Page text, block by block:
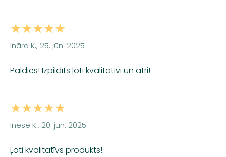
★★★★★
Ināra K., 25. jūn. 2025
Paldies! Izpildīts ļoti kvalitatīvi un ātri!
★★★★★
Inese K., 20. jūn. 2025
Ļoti kvalitatīvs produkts!